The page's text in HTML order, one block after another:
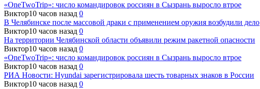
«OneTwoTrip»: число командировок россиян в Сызрань выросло втрое
Виктор10 часов назад 0
В Челябинске после массовой драки с применением оружия возбудили дело
Виктор10 часов назад 0
На территории Челябинской области объявили режим ракетной опасности
Виктор10 часов назад 0
«OneTwoTrip»: число командировок россиян в Сызрань выросло втрое
Виктор10 часов назад 0
РИА Новости: Hyundai зарегистрировала шесть товарных знаков в России
Виктор10 часов назад 0